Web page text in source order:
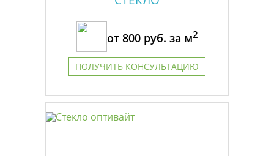
от 800руб. за м2
ПОЛУЧИТЬ КОНСУЛЬТАЦИЮ